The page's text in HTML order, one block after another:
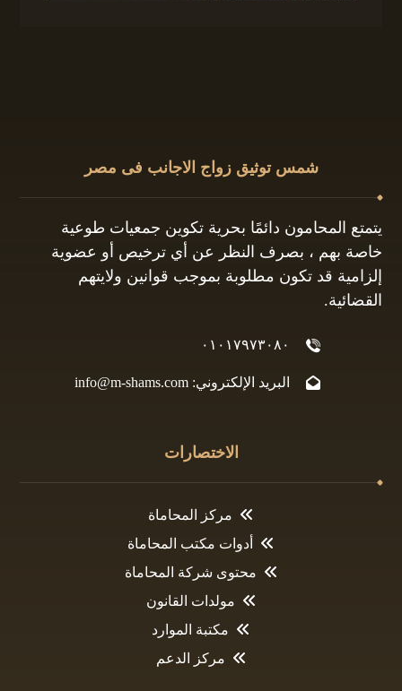
شمس توثيق زواج الاجانب فى مصر
يتمتع المحامون دائمًا بحرية تكوين جمعيات طوعية
خاصة بهم ، بصرف النظر عن أي ترخيص أو عضوية
إلزامية قد تكون مطلوبة بموجب قوانين ولايتهم
القضائية.
٠١٠١٧٩٧٣٠٨٠
البريد الإلكتروني: info@m-shams.com
الاختصارات
مركز المحاماة
أدوات مكتب المحاماة
محتوى شركة المحاماة
مولدات القانون
مكتبة الموارد
مركز الدعم